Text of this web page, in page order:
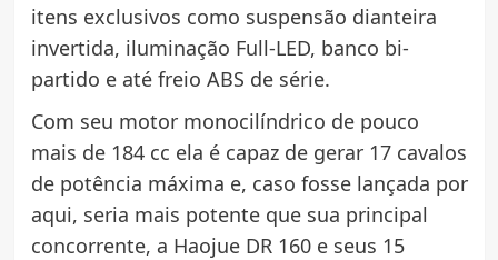
itens exclusivos como suspensão dianteira
invertida, iluminação Full-LED, banco bi-
partido e até freio ABS de série.
Com seu motor monocilíndrico de pouco
mais de 184 cc ela é capaz de gerar 17 cavalos
de potência máxima e, caso fosse lançada por
aqui, seria mais potente que sua principal
concorrente, a Haojue DR 160 e seus 15